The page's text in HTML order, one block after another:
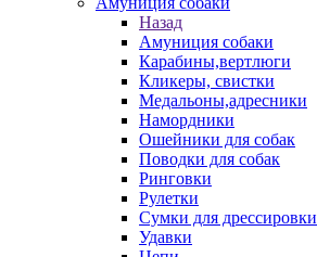
Назад
Амуниция собаки
Карабины,вертлюги
Кликеры, свистки
Медальоны,адресники
Намордники
Ошейники для собак
Поводки для собак
Ринговки
Рулетки
Сумки для дрессировки
Удавки